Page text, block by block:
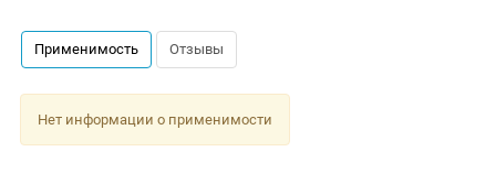
Применимость Отзывы
Нет информации о применимости